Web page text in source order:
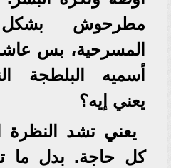
مطرحوش
المسرحية، بس
أسميه البلطجة
يعني إيه؟
يعني تشد النظرة
كل حاجة. بدل ما